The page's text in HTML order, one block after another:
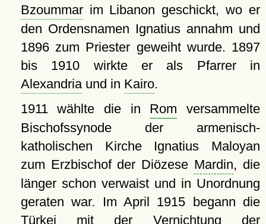
Bzoummarim Libanon geschickt, wo er
den Ordensnamen Ignatius annahm und
1896 zum Priester geweiht wurde. 1897
bis 1910 wirkte er als Pfarrer in
Alexandriaund in Kairo.
1911 wählte die in Rom versammelte
Bischofssynode der armenisch-
katholischen Kirche Ignatius Maloyan
zum Erzbischof der Diözese Mardin, die
länger schon verwaist und in Unordnung
geraten war. Im April 1915 begann die
Türkei mit der Vernichtung der